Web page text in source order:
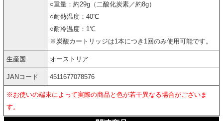
○重量：約29g（二酸化炭素／約8g）
○耐熱温度：40℃
○耐冷温度：1℃
※炭酸カートリッジは1本につき1回のみ使用可能です。
生産国 オーストリア
JANコード 4511677078576
※お使いの端末によって実際の商品と色が若干異なる場合がございま
す。